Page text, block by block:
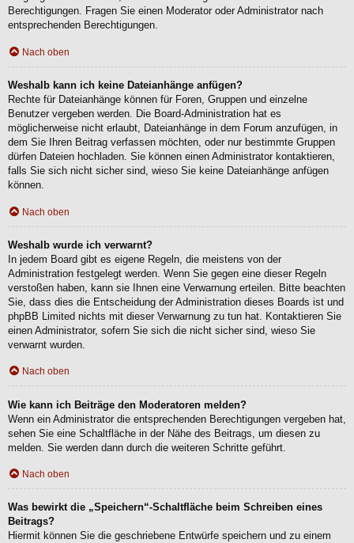
Berechtigungen. Fragen Sie einen Moderator oder Administrator nach
entsprechenden Berechtigungen.
Nach oben
Weshalb kann ich keine Dateianhänge anfügen?
Rechte für Dateianhänge können für Foren, Gruppen und einzelne
Benutzer vergeben werden. Die Board-Administration hat es
möglicherweise nicht erlaubt, Dateianhänge in dem Forum anzufügen, in
dem Sie Ihren Beitrag verfassen möchten, oder nur bestimmte Gruppen
dürfen Dateien hochladen. Sie können einen Administrator kontaktieren,
falls Sie sich nicht sicher sind, wieso Sie keine Dateianhänge anfügen
können.
Nach oben
Weshalb wurde ich verwarnt?
In jedem Board gibt es eigene Regeln, die meistens von der
Administration festgelegt werden. Wenn Sie gegen eine dieser Regeln
verstoßen haben, kann sie Ihnen eine Verwarnung erteilen. Bitte beachten
Sie, dass dies die Entscheidung der Administration dieses Boards ist und
phpBB Limited nichts mit dieser Verwarnung zu tun hat. Kontaktieren Sie
einen Administrator, sofern Sie sich die nicht sicher sind, wieso Sie
verwarnt wurden.
Nach oben
Wie kann ich Beiträge den Moderatoren melden?
Wenn ein Administrator die entsprechenden Berechtigungen vergeben hat,
sehen Sie eine Schaltfläche in der Nähe des Beitrags, um diesen zu
melden. Sie werden dann durch die weiteren Schritte geführt.
Nach oben
Was bewirkt die „Speichern“-Schaltfläche beim Schreiben eines
Beitrags?
Hiermit können Sie die geschriebene Entwürfe speichern und zu einem